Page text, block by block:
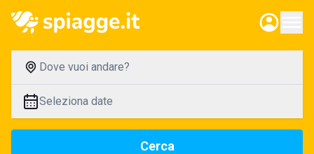
Dove vuoi andare?
Seleziona date
Cerca